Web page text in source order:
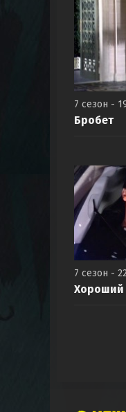
7 сезон -
Бробет
7 сезон -
Хороший